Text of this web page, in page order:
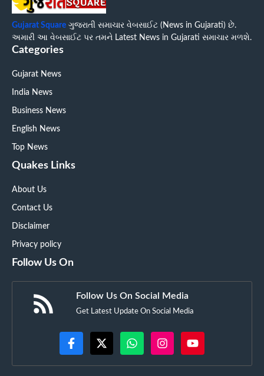
Gujarat Square ગુજરાતી સમાચાર વેબસાઈટ (News in Gujarati) છે.
અમારી આ વેબસાઈટ પર તમને Latest News in Gujarati સમાચાર મળશે.
Categories
Gujarat News
India News
Business News
English News
Top News
Quakes Links
About Us
Contact Us
Disclaimer
Privacy policy
Follow Us On
Follow Us On Social Media
Get Latest Update On Social Media